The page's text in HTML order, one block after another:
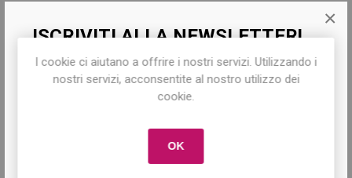
ISCRIVITI ALLA NEWSLETTER!
Iscriviti per conoscere le nostre ultime
offerte e ricevere il10% di sconto
×
Prodotti correlati
I cookie ci aiutano a offrire i nostri servizi. Utilizzando i
nostri servizi, acconsentite al nostro utilizzo dei
cookie.
OK